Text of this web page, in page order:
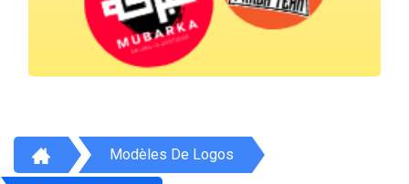
Modèles De Logos